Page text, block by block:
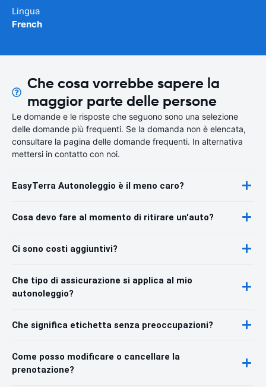
Lingua
French
Che cosa vorrebbe sapere la
maggior parte delle persone
Le domande e le risposte che seguono sono una selezione
delle domande più frequenti. Se la domanda non è elencata,
consultare la pagina delle domande frequenti. In alternativa
mettersi in contatto con noi.
EasyTerra Autonoleggio è il meno caro?
Cosa devo fare al momento di ritirare un'auto?
Ci sono costi aggiuntivi?
Che tipo di assicurazione si applica al mio
autonoleggio?
Che significa etichetta senza preoccupazioni?
Come posso modificare o cancellare la
prenotazione?